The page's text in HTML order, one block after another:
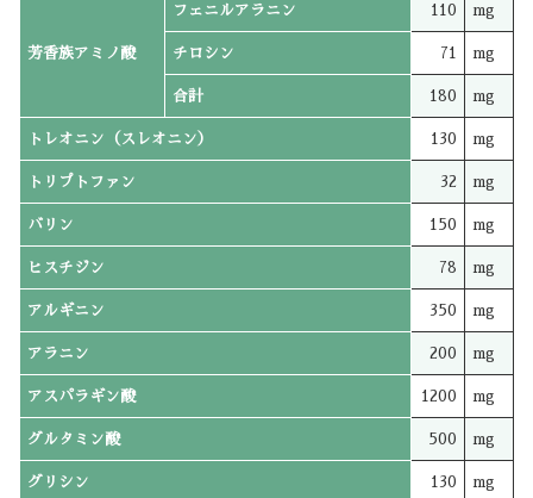
芳香族アミノ酸
フェニルアラニン 110 mg
チロシン 71 mg
合計 180 mg
トレオニン（スレオニン） 130 mg
トリプトファン 32 mg
バリン 150 mg
ヒスチジン 78 mg
アルギニン 350 mg
アラニン 200 mg
アスパラギン酸 1200 mg
グルタミン酸 500 mg
グリシン 130 mg